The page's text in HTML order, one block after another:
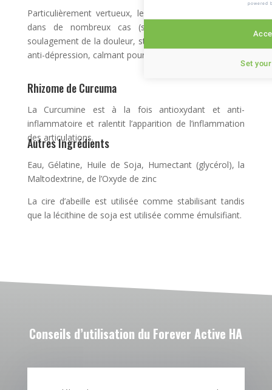
Particulièrement vertueux, le Safran indien est utilisé
dans de nombreux cas (soulagement de rhume,
soulagement de la douleur, stimulation de la digestion,
anti-dépression, calmant pour les crampes…)
Rhizome de Curcuma
La Curcumine est à la fois antioxydant et anti-
inflammatoire et ralentit l’apparition de l’inflammation
des articulations.
Autres Ingrédients
Eau, Gélatine, Huile de Soja, Humectant (glycérol), la
Maltodextrine, de l’Oxyde de zinc
La cire d’abeille est utilisée comme stabilisant tandis
que la lécithine de soja est utilisée comme émulsifiant.
Conseils d’utilisation du Forever Active HA
powered
Set